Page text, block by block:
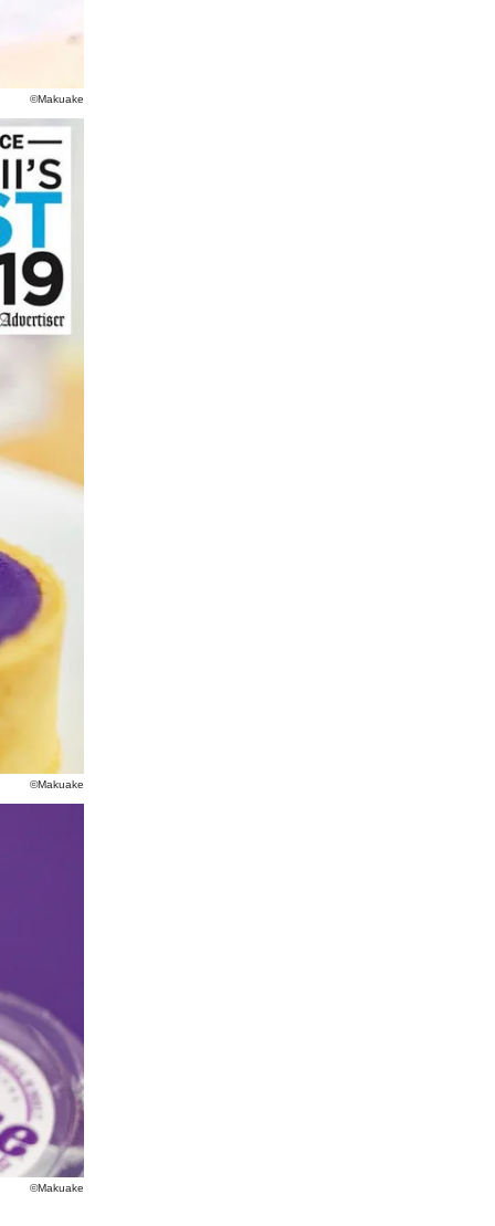
©Makuake
©Makuake
©Makuake